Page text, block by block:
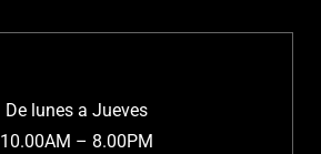
De lunes a Jueves
10.00AM – 8.00PM